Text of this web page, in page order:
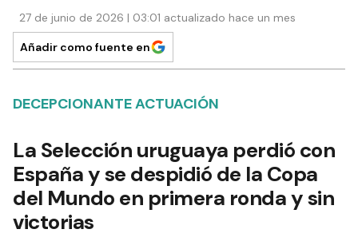
27 de junio de 2026 | 03:01 actualizado hace un mes
Añadir como fuente en
DECEPCIONANTE ACTUACIÓN
La Selección uruguaya perdió con
España y se despidió de la Copa
del Mundo en primera ronda y sin
victorias